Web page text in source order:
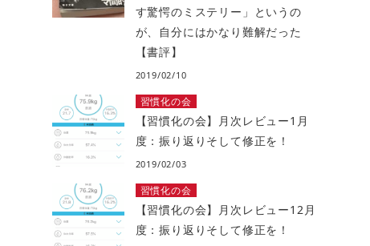
す驚愕のミステリー」というの
が、自分にはかなり難解だった
【書評】
2019/02/10
習慣化の会
【習慣化の会】月次レビュー1月
度：振り返りそして修正を！
2019/02/03
習慣化の会
【習慣化の会】月次レビュー12月
度：振り返りそして修正を！